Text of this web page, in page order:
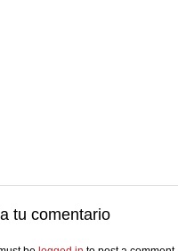
tu comentario